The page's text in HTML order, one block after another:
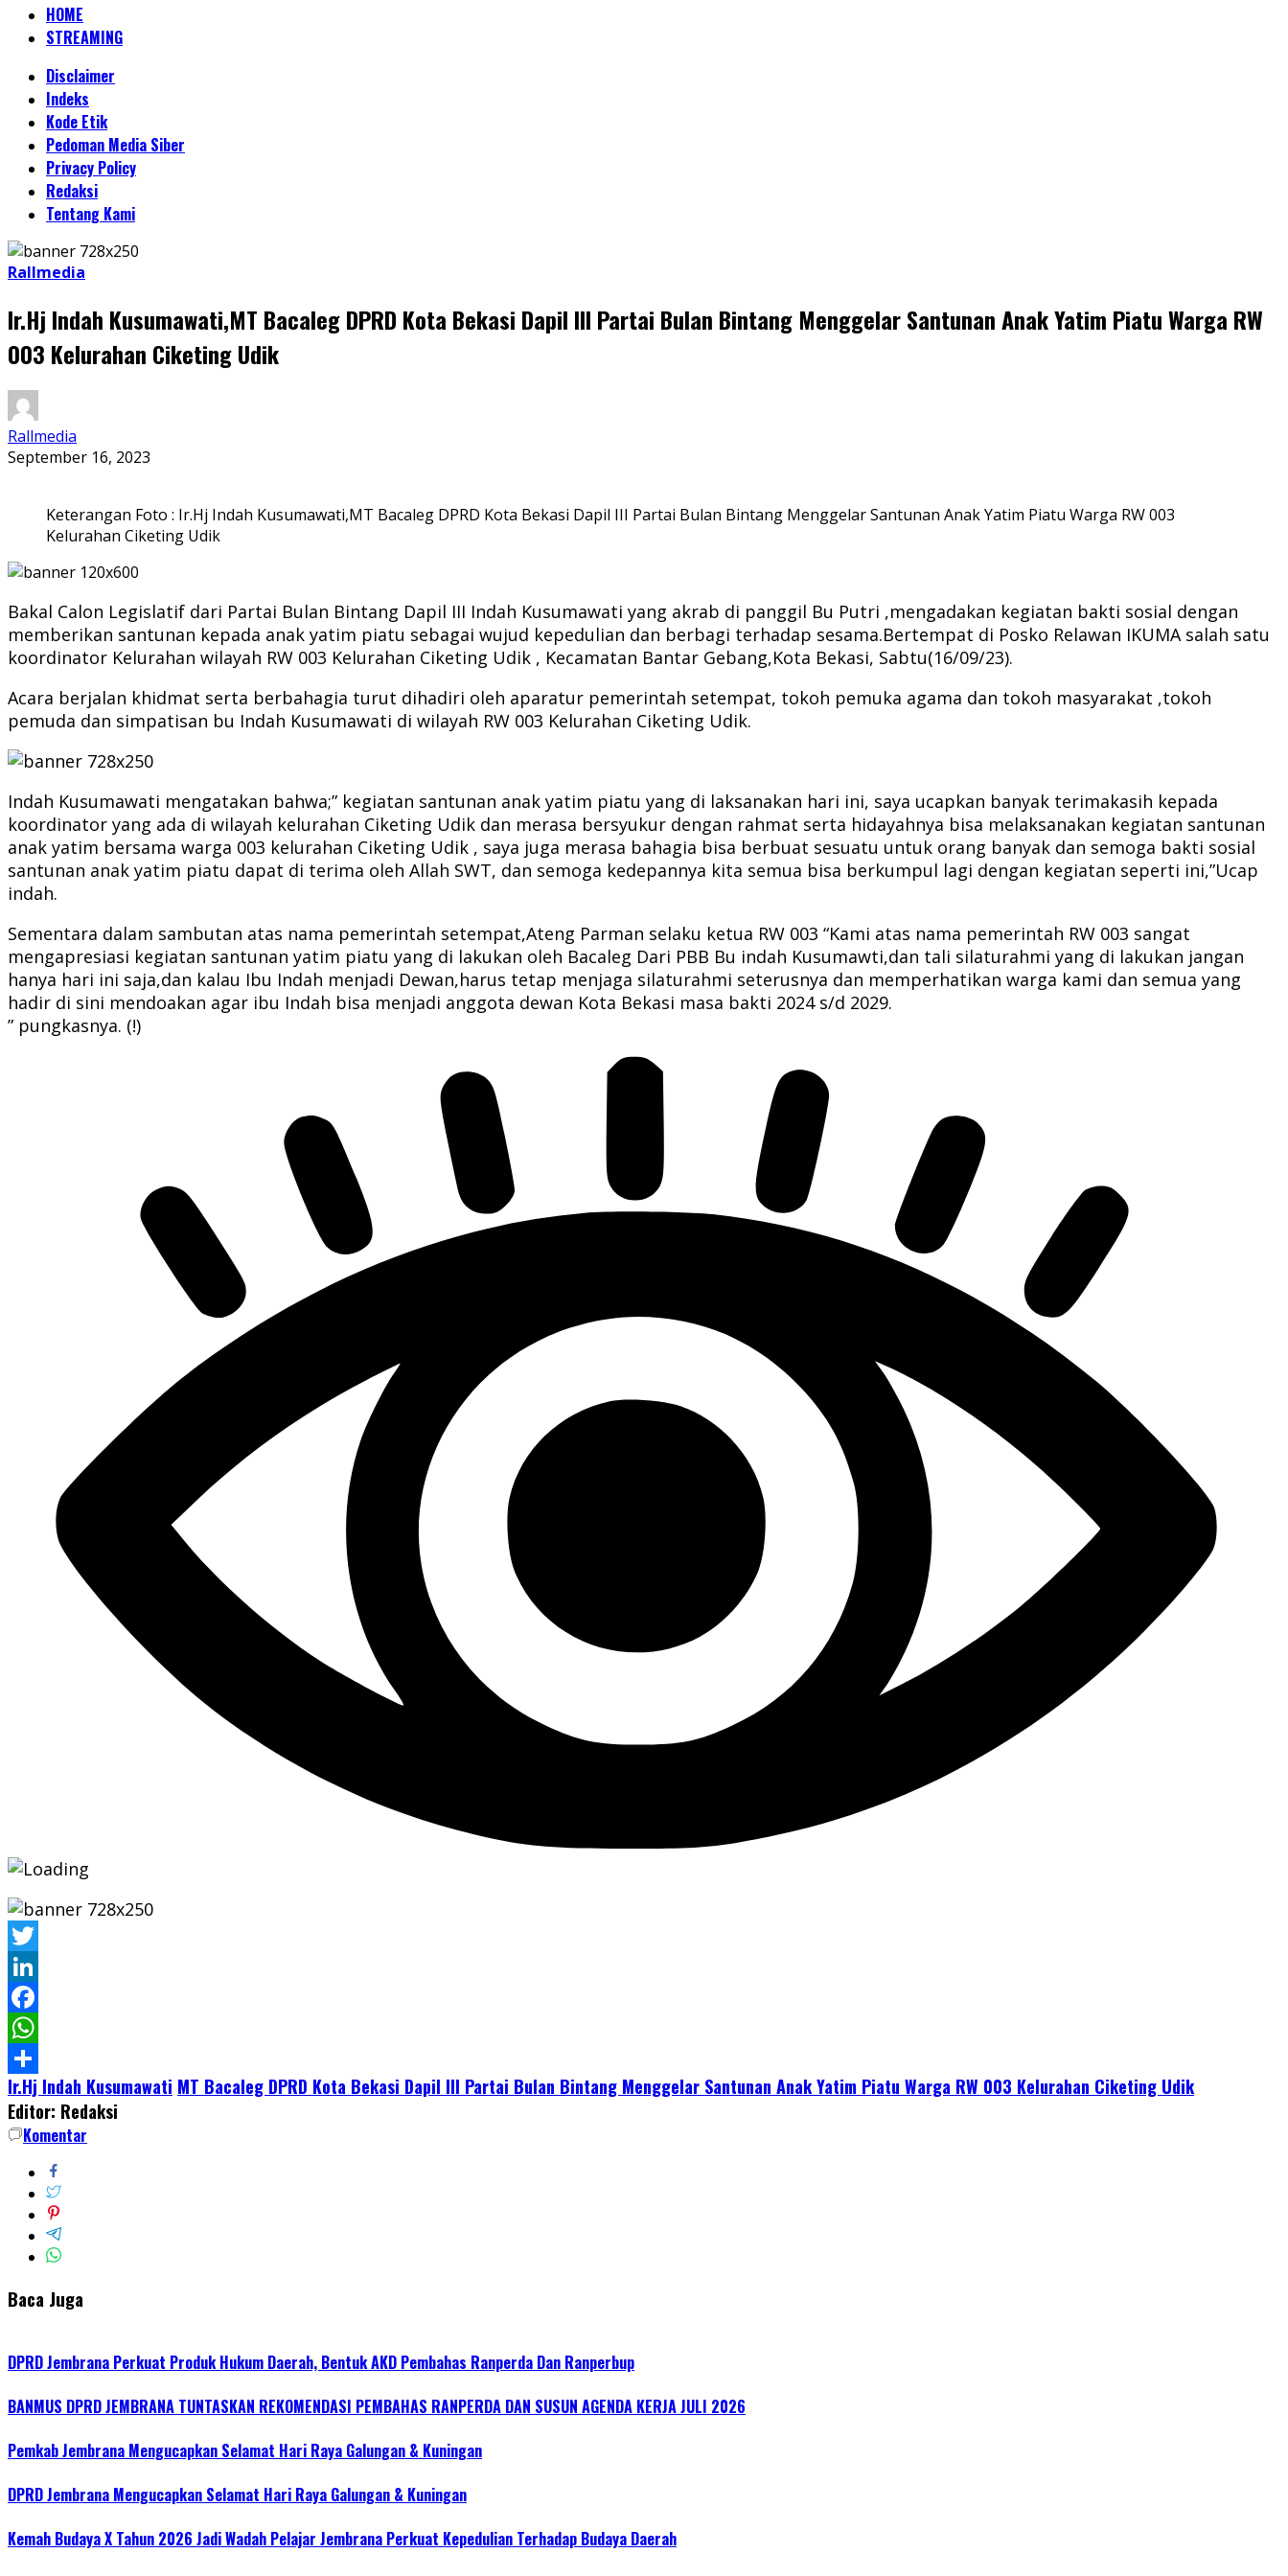
HOME
STREAMING
Disclaimer
Indeks
Kode Etik
Pedoman Media Siber
Privacy Policy
Redaksi
Tentang Kami
Rallmedia
Ir.Hj Indah Kusumawati,MT Bacaleg DPRD Kota Bekasi Dapil III Partai Bulan Bintang Menggelar Santunan Anak Yatim Piatu Warga RW
003 Kelurahan Ciketing Udik
Rallmedia
September 16, 2023
Keterangan Foto : Ir.Hj Indah Kusumawati,MT Bacaleg DPRD Kota Bekasi Dapil III Partai Bulan Bintang Menggelar Santunan Anak Yatim Piatu Warga RW 003
Kelurahan Ciketing Udik
Bakal Calon Legislatif dari Partai Bulan Bintang Dapil III Indah Kusumawati yang akrab di panggil Bu Putri ,mengadakan kegiatan bakti sosial dengan
memberikan santunan kepada anak yatim piatu sebagai wujud kepedulian dan berbagi terhadap sesama.Bertempat di Posko Relawan IKUMA salah satu
koordinator Kelurahan wilayah RW 003 Kelurahan Ciketing Udik , Kecamatan Bantar Gebang,Kota Bekasi, Sabtu(16/09/23).
Acara berjalan khidmat serta berbahagia turut dihadiri oleh aparatur pemerintah setempat, tokoh pemuka agama dan tokoh masyarakat ,tokoh
pemuda dan simpatisan bu Indah Kusumawati di wilayah RW 003 Kelurahan Ciketing Udik.
Indah Kusumawati mengatakan bahwa;” kegiatan santunan anak yatim piatu yang di laksanakan hari ini, saya ucapkan banyak terimakasih kepada
koordinator yang ada di wilayah kelurahan Ciketing Udik dan merasa bersyukur dengan rahmat serta hidayahnya bisa melaksanakan kegiatan santunan
anak yatim bersama warga 003 kelurahan Ciketing Udik , saya juga merasa bahagia bisa berbuat sesuatu untuk orang banyak dan semoga bakti sosial
santunan anak yatim piatu dapat di terima oleh Allah SWT, dan semoga kedepannya kita semua bisa berkumpul lagi dengan kegiatan seperti ini,”Ucap
indah.
Sementara dalam sambutan atas nama pemerintah setempat,Ateng Parman selaku ketua RW 003 “Kami atas nama pemerintah RW 003 sangat
mengapresiasi kegiatan santunan yatim piatu yang di lakukan oleh Bacaleg Dari PBB Bu indah Kusumawti,dan tali silaturahmi yang di lakukan jangan
hanya hari ini saja,dan kalau Ibu Indah menjadi Dewan,harus tetap menjaga silaturahmi seterusnya dan memperhatikan warga kami dan semua yang
hadir di sini mendoakan agar ibu Indah bisa menjadi anggota dewan Kota Bekasi masa bakti 2024 s/d 2029.
” pungkasnya. (!)
Twitter
LinkedIn
Facebook
WhatsApp
Share
Ir.Hj Indah Kusumawati MT Bacaleg DPRD Kota Bekasi Dapil III Partai Bulan Bintang Menggelar Santunan Anak Yatim Piatu Warga RW 003 Kelurahan Ciketing Udik
Editor: Redaksi
Komentar
Baca Juga
DPRD Jembrana Perkuat Produk Hukum Daerah, Bentuk AKD Pembahas Ranperda Dan Ranperbup
BANMUS DPRD JEMBRANA TUNTASKAN REKOMENDASI PEMBAHAS RANPERDA DAN SUSUN AGENDA KERJA JULI 2026
Pemkab Jembrana Mengucapkan Selamat Hari Raya Galungan & Kuningan
DPRD Jembrana Mengucapkan Selamat Hari Raya Galungan & Kuningan
Kemah Budaya X Tahun 2026 Jadi Wadah Pelajar Jembrana Perkuat Kepedulian Terhadap Budaya Daerah